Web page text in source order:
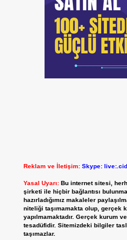
Reklam ve İletişim: Skype:
Yasal Uyarı: Bu internet sitesi,
şirketi ile hiçbir bağlantısı
hazırladığımız makaleler
niteliği taşımamakta olup, gerçek
yapılmamaktadır. Gerçek kurum
tesadüfidir. Sitemizdeki bilgiler
taşımazlar.